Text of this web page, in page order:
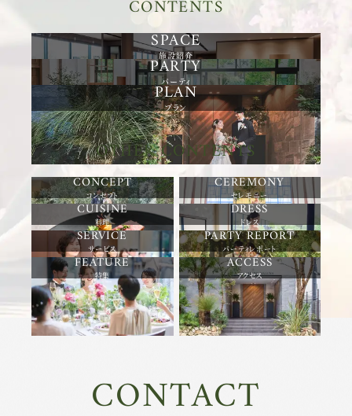
CONTENTS
施設紹介
パーティ
プラン
OTHER CONTENTS
コンセプト セレモニー
料理 ドレス
サービス パーティレポート
特集 アクセス
CONTACT